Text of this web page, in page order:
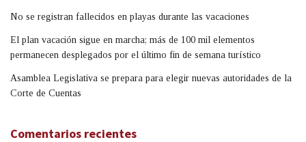
No se registran fallecidos en playas durante las vacaciones
El plan vacación sigue en marcha; más de 100 mil elementos
permanecen desplegados por el último fin de semana turístico
Asamblea Legislativa se prepara para elegir nuevas autoridades de la
Corte de Cuentas
Comentarios recientes